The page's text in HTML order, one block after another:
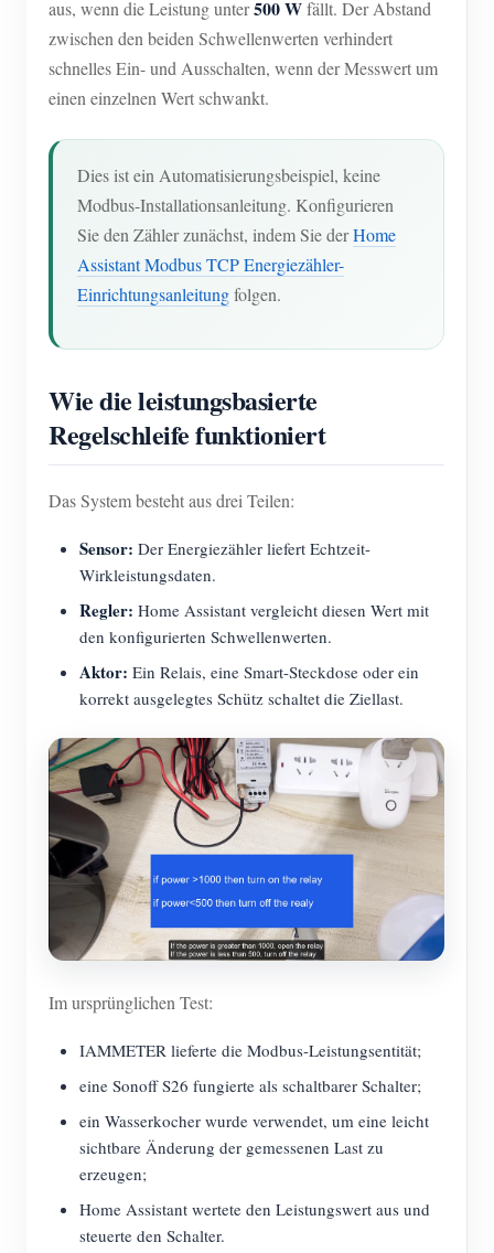
Hausautomation
Energieüberwachung für Fabriken
Dokumentation
Tutorial-Video
Blog
Mitwirkendenprogramm
Mitwirkenden-Center
App Store
Website erkunden
PV-Ranking
Lösungen
aus, wenn die Leistung unter500 Wfällt. Der Abstand
zwischen den beiden Schwellenwerten verhindert
schnelles Ein- und Ausschalten, wenn der Messwert um
einen einzelnen Wert schwankt.
Dies ist ein Automatisierungsbeispiel, keine
Modbus-Installationsanleitung. Konfigurieren
Sie den Zähler zunächst, indem Sie derHome
Assistant Modbus TCP Energiezähler-
Einrichtungsanleitungfolgen.
Wie die leistungsbasierte
Regelschleife funktioniert
Das System besteht aus drei Teilen:
Sensor: Der Energiezähler liefert Echtzeit-
Wirkleistungsdaten.
Regler: Home Assistant vergleicht diesen Wert mit
den konfigurierten Schwellenwerten.
Aktor: Ein Relais, eine Smart-Steckdose oder ein
korrekt ausgelegtes Schütz schaltet die Ziellast.
Im ursprünglichen Test:
IAMMETER lieferte die Modbus-Leistungsentität;
eine Sonoff S26 fungierte als schaltbarer Schalter;
ein Wasserkocher wurde verwendet, um eine leicht
sichtbare Änderung der gemessenen Last zu
erzeugen;
Home Assistant wertete den Leistungswert aus und
steuerte den Schalter.